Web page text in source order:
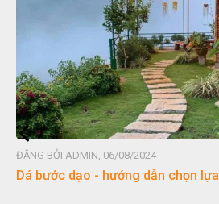
ĐĂNG BỞI ADMIN, 06/08/2024
Dá bước dạo - hướng dẫn chọn lựa